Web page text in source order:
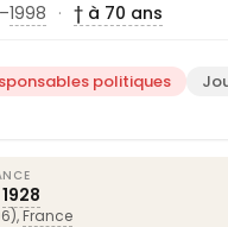
–1998 · † à 70 ans
politiques
1928
France